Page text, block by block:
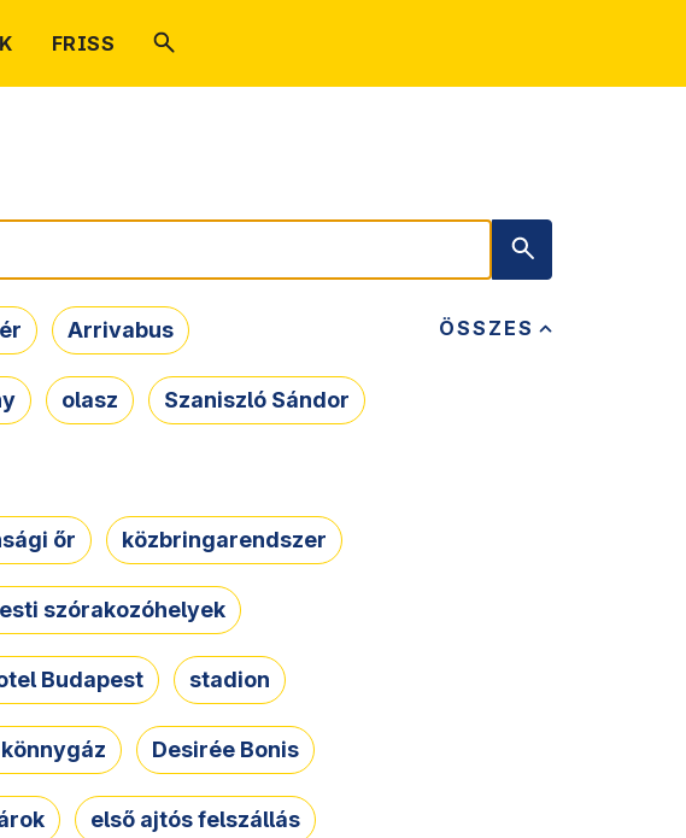
FRISS
ÖSSZES
Arrivabus
olasz Szaniszló Sándor
őr közbringarendszer
szórakozóhelyek
Budapest stadion
Desirée Bonis
első ajtós felszállás